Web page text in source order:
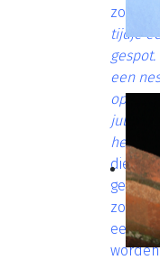
zoals: "
tijdje
een
jullie
helpen?
die
zoals
een